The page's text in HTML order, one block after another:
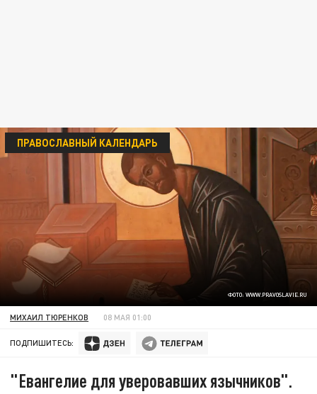
ФОТО: WWW.PRAVOSLAVIE.RU
ПРАВОСЛАВНЫЙ КАЛЕНДАРЬ
МИХАИЛ ТЮРЕНКОВ 08 МАЯ 01:00
ПОДПИШИТЕСЬ:
"Евангелие для уверовавших язычников".